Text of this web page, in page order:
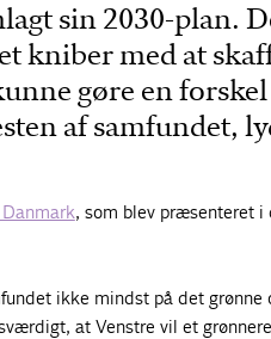
sin 2030-plan.
kniber med at
gøre en
af samfundet,
, som blev præsenteret i
ikke mindst på det
at Venstre vil et